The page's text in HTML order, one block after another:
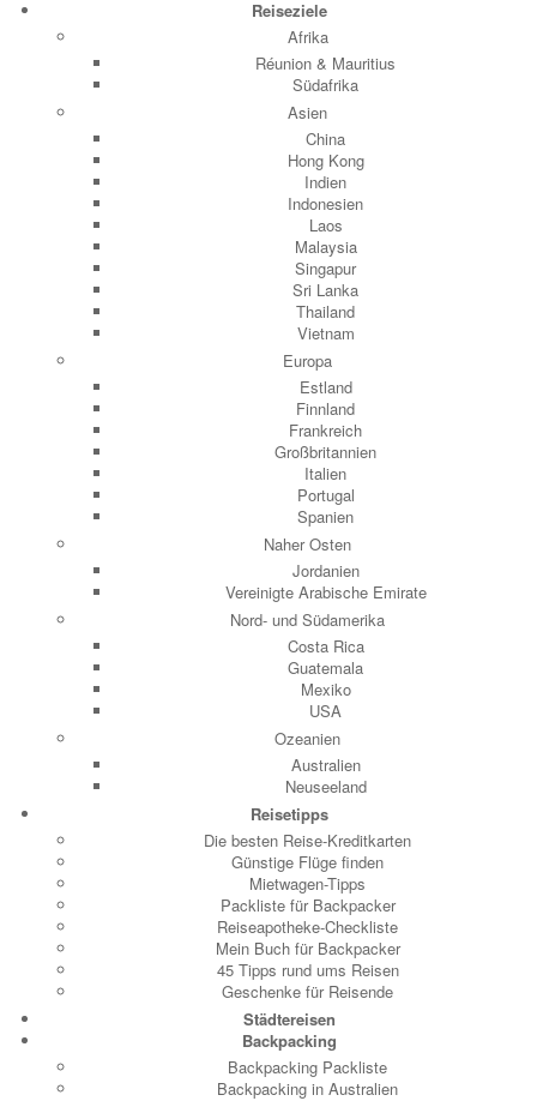
Reiseziele
Afrika
Réunion & Mauritius
Südafrika
Asien
China
Hong Kong
Indien
Indonesien
Laos
Malaysia
Singapur
Sri Lanka
Thailand
Vietnam
Europa
Estland
Finnland
Frankreich
Großbritannien
Italien
Portugal
Spanien
Naher Osten
Jordanien
Vereinigte Arabische Emirate
Nord- und Südamerika
Costa Rica
Guatemala
Mexiko
USA
Ozeanien
Australien
Neuseeland
Reisetipps
Die besten Reise-Kreditkarten
Günstige Flüge finden
Mietwagen-Tipps
Packliste für Backpacker
Reiseapotheke-Checkliste
Mein Buch für Backpacker
45 Tipps rund ums Reisen
Geschenke für Reisende
Städtereisen
Backpacking
Backpacking Packliste
Backpacking in Australien